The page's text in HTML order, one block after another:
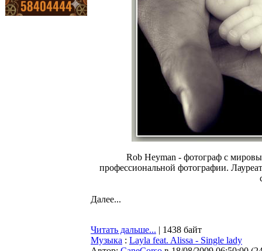
Rob Heyman - фотограф с
профессиональной фотографии.
Далее...
Читать дальше... | 1438 байт
Музыка : Layla feat. Alissa - Single lady